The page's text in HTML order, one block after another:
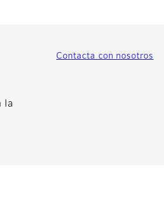
la
Contacta con nosotros